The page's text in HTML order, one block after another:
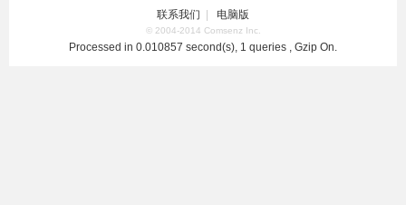
联系我们 电脑版
© 2004-2014 Comsenz Inc.
Processed in 0.010857 second(s), 1 queries , Gzip On.